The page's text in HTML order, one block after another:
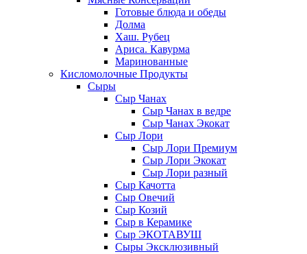
Готовые блюда и обеды
Долма
Хаш. Рубец
Ариса. Кавурма
Маринованные
Кисломолочные Продукты
Сыры
Сыр Чанах
Сыр Чанах в ведре
Сыр Чанах Экокат
Сыр Лори
Сыр Лори Премиум
Сыр Лори Экокат
Сыр Лори разный
Сыр Качотта
Сыр Овечий
Сыр Козий
Сыр в Керамике
Сыр ЭКОТАВУШ
Сыры Эксклюзивный